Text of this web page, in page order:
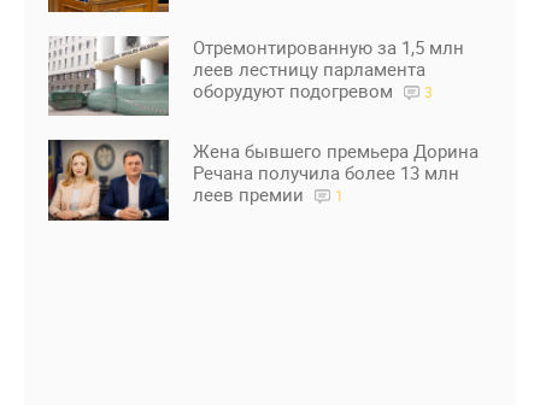
Отремонтированную за 1,5 млн
леев лестницу парламента
оборудуют подогревом
3
Жена бывшего премьера Дорина
Речана получила более 13 млн
леев премии
1